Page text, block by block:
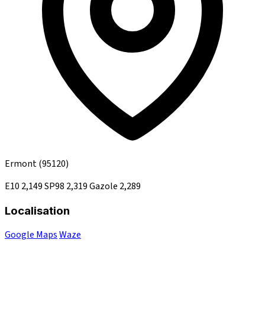
Ermont(95120)
E10 2,149SP98 2,319Gazole 2,289
Localisation
Google MapsWaze